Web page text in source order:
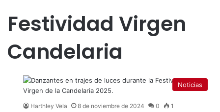
Festividad Virgen
Candelaria
Noticias
Harthley Vela 8 de noviembre de 2024 0 1